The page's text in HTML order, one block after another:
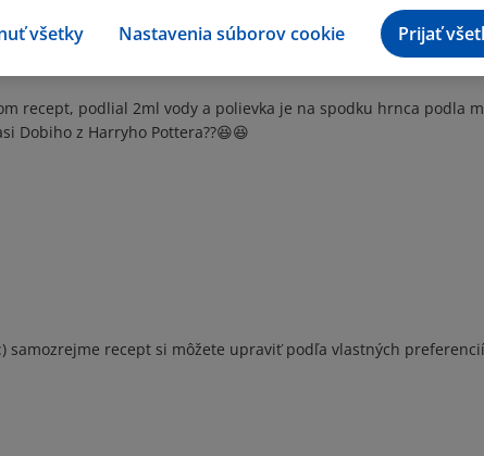
recept, podlial 2ml vody a polievka je na spodku hrnca podla
Dobiho z Harryho Pottera??😆😆
samozrejme recept si môžete upraviť podľa vlastných
všetky Nastavenia súborov cookie Prijať